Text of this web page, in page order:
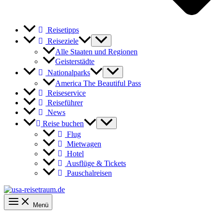
Reisetipps
Reiseziele
Alle Staaten und Regionen
Geisterstädte
Nationalparks
America The Beautiful Pass
Reiseservice
Reiseführer
News
Reise buchen
Flug
Mietwagen
Hotel
Ausflüge & Tickets
Pauschalreisen
Menü